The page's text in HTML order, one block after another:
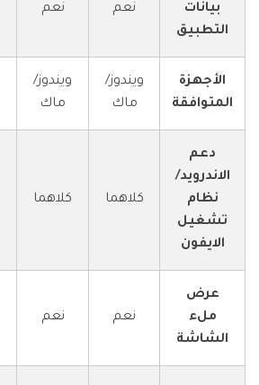
بيانات
التطبيق
نعم نعم
الأجهزة
المتوافقة
ويندوز/
ماك
ويندوز/
ماك
دعم
الاندرويد/
نظام
تشغيل
الايفون
كلاهما كلاهما
عرض
ملء
الشاشة
نعم نعم